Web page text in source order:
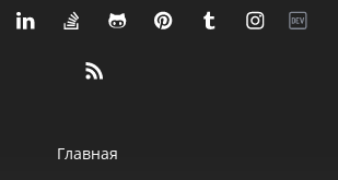
Главная